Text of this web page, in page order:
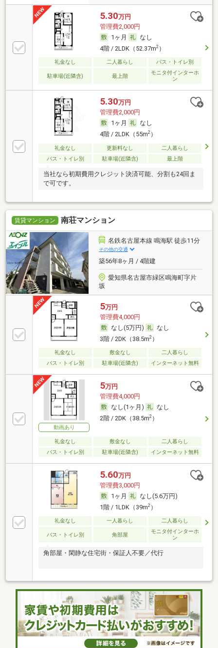
5.30万円
管理費2,000円
1ヶ月
なし
4階 / 2LDK（52.37m2）
礼金なし 二人暮らし バス・トイレ別
駐車場(近隣含) 最上階
モニタ付インターホ
ン
5.30万円
管理費2,000円
1ヶ月
なし
4階 / 2LDK（55m2）
礼金なし 更新料なし
二人暮らし
バス・トイレ別
駐車場(近隣含) 最上階
当社なら初期費用クレジット決済可能、分割も24回ま
で可です。
賃貸マンション 南荘マンション
名鉄名古屋本線 鳴海駅 徒歩11分
その他の交通
築56年8ヶ月 / 4階建
愛知県名古屋市緑区鳴海町字片
坂
5万円
管理費4,000円
なし(5万円)
なし
3階 / 2DK（38.5m2）
礼金なし 敷金なし
二人暮らし
バス・トイレ別
駐車場(近隣含) インターネット無料
動画あり
5万円
管理費4,000円
なし(1ヶ月)
なし
2階 / 2DK（38.5m2）
礼金なし 敷金なし
二人暮らし
バス・トイレ別
駐車場(近隣含) インターネット無料
5.60万円
管理費3,000円
1ヶ月
なし(5.6万円)
1階 / 1LDK（39m2）
礼金なし 一人暮らし 二人暮らし
バス・トイレ別 角部屋
モニタ付インターホ
ン
角部屋・閑静な住宅街・保証人不要／代行